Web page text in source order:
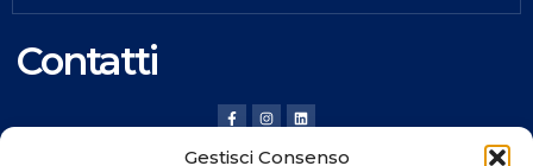
Gestisci Consenso
Contatti